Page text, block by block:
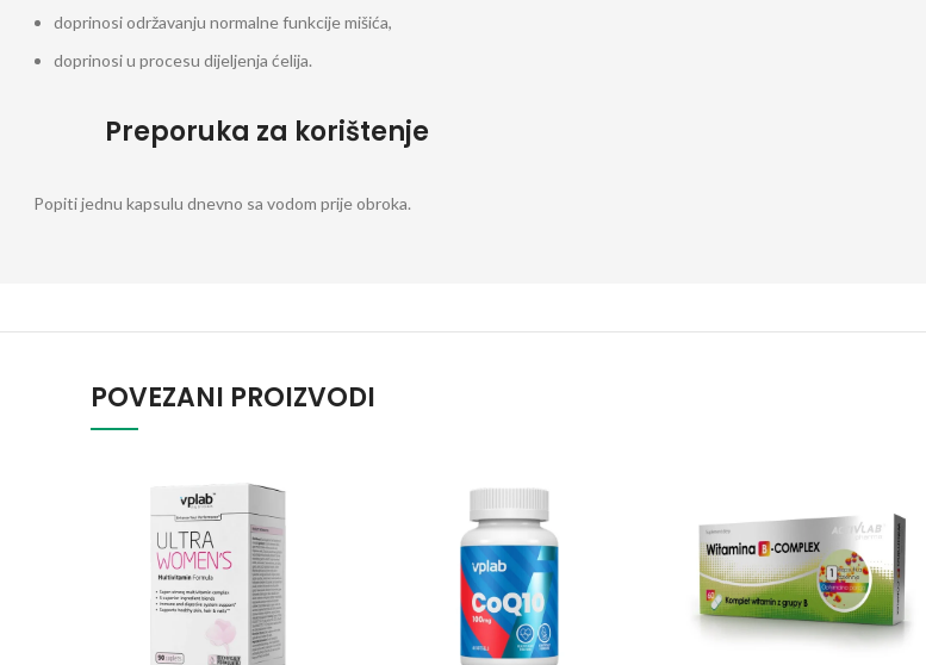
doprinosi održavanju normalne funkcije mišića,
doprinosi u procesu dijeljenja ćelija.
Preporuka za korištenje
Popiti jednu kapsulu dnevno sa vodom prije obroka.
POVEZANI PROIZVODI